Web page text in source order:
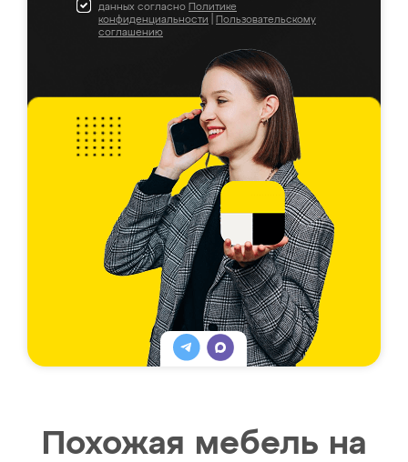
данных согласно Политике
конфиденциальности
Пользовательскому
соглашению
Похожая мебель на